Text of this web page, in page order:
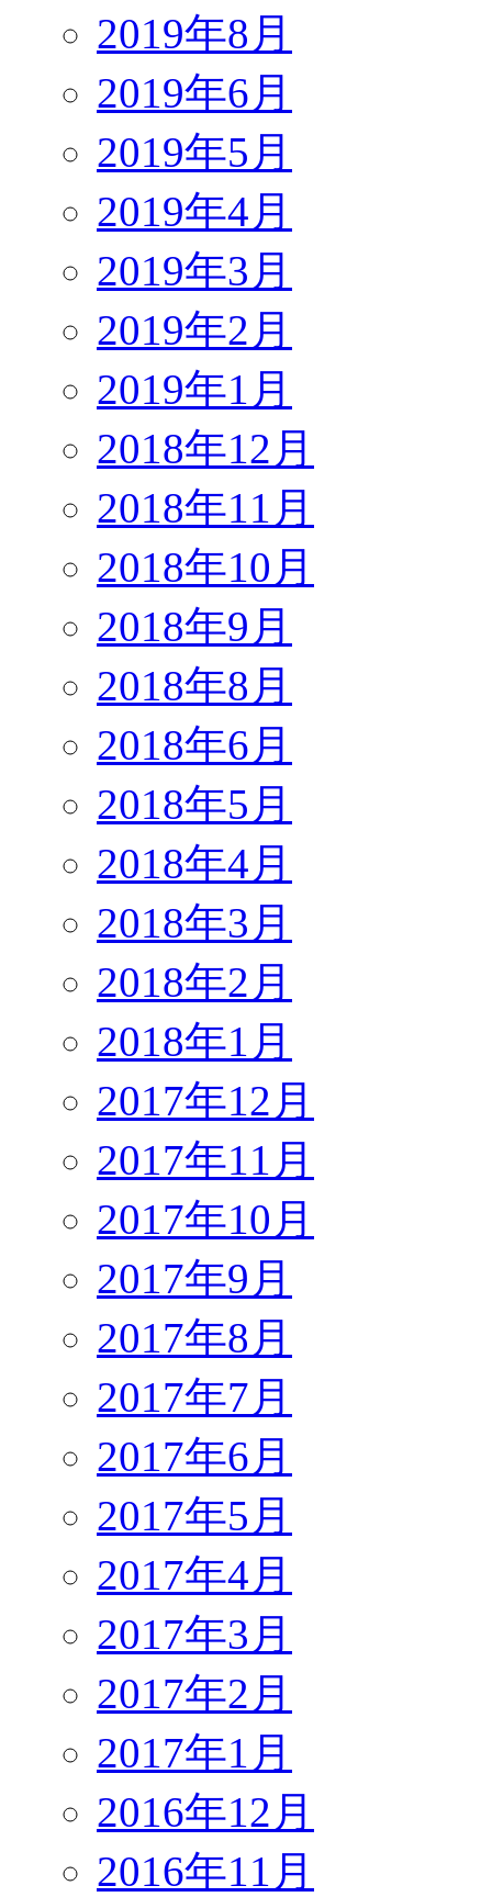
2019年8月
2019年6月
2019年5月
2019年4月
2019年3月
2019年2月
2019年1月
2018年12月
2018年11月
2018年10月
2018年9月
2018年8月
2018年6月
2018年5月
2018年4月
2018年3月
2018年2月
2018年1月
2017年12月
2017年11月
2017年10月
2017年9月
2017年8月
2017年7月
2017年6月
2017年5月
2017年4月
2017年3月
2017年2月
2017年1月
2016年12月
2016年11月